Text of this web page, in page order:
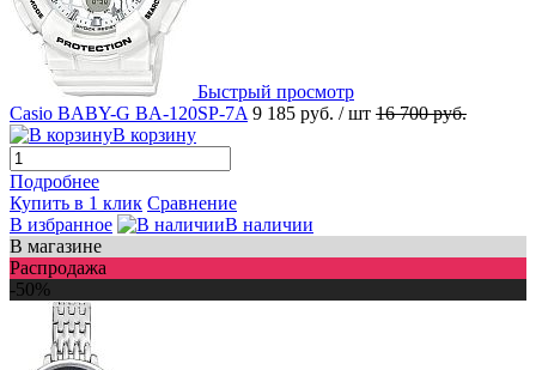
Быстрый просмотр
Casio BABY-G BA-120SP-7A 9 185 руб. / шт 16 700 руб.
В корзину
Подробнее
Купить в 1 клик Сравнение
В избранное
В наличии
В магазине
Распродажа
-50%